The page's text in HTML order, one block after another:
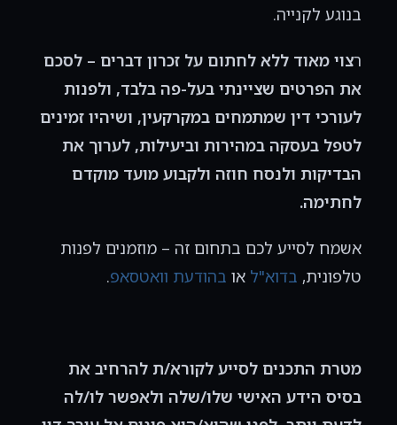
בנוגע לקנייה.
רצוי מאוד ללא לחתום על זכרון דברים – לסכם
את הפרטים שציינתי בעל-פה בלבד, ולפנות
לעורכי דין שמתמחים במקרקעין, ושיהיו זמינים
לטפל בעסקה במהירות וביעילות, לערוך את
הבדיקות ולנסח חוזה ולקבוע מועד מוקדם
לחתימה.
אשמח לסייע לכם בתחום זה – מוזמנים לפנות
טלפונית, בדוא"ל או בהודעת וואטסאפ.
מטרת התכנים לסייע לקורא/ת להרחיב את
בסיס הידע האישי שלו/שלה ולאפשר לו/לה